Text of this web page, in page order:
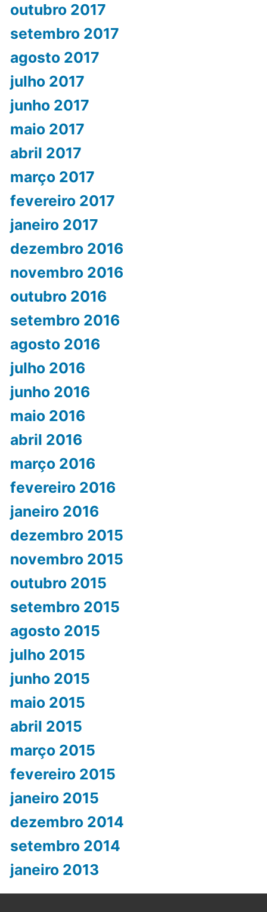
outubro 2017
setembro 2017
agosto 2017
julho 2017
junho 2017
maio 2017
abril 2017
março 2017
fevereiro 2017
janeiro 2017
dezembro 2016
novembro 2016
outubro 2016
setembro 2016
agosto 2016
julho 2016
junho 2016
maio 2016
abril 2016
março 2016
fevereiro 2016
janeiro 2016
dezembro 2015
novembro 2015
outubro 2015
setembro 2015
agosto 2015
julho 2015
junho 2015
maio 2015
abril 2015
março 2015
fevereiro 2015
janeiro 2015
dezembro 2014
setembro 2014
janeiro 2013